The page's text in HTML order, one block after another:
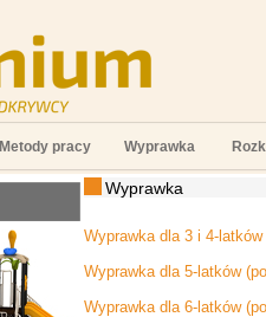
Metody pracy Wyprawka
Wyprawka
Wyprawka dla 3 i 4-latków
Wyprawka dla 5-latków
Wyprawka dla 6-latków